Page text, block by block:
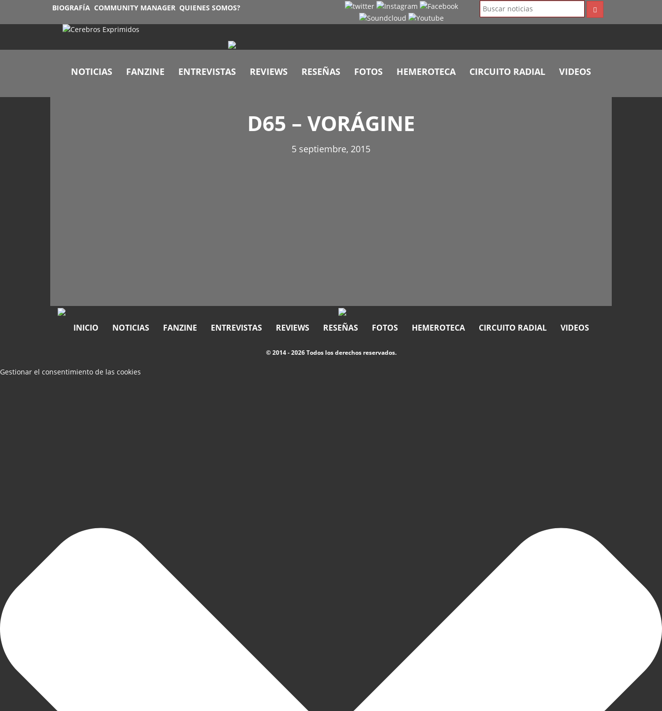
BIOGRAFÍA COMMUNITY MANAGER QUIENES SOMOS?
NOTICIAS FANZINE ENTREVISTAS REVIEWS RESEÑAS FOTOS HEMEROTECA CIRCUITO RADIAL VIDEOS
D65 – VORÁGINE
5 septiembre, 2015
INICIO NOTICIAS FANZINE ENTREVISTAS REVIEWS RESEÑAS FOTOS HEMEROTECA CIRCUITO RADIAL VIDEOS
© 2014 - 2026 Todos los derechos reservados.
Gestionar el consentimiento de las cookies